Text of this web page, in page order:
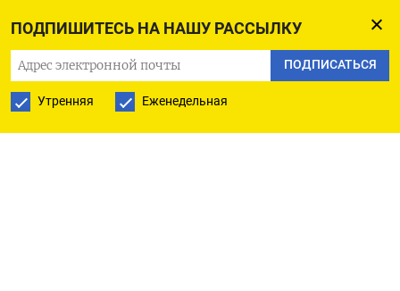
ПОДПИШИТЕСЬ НА НАШУ РАССЫЛКУ
ПОДПИСАТЬСЯ
Утренняя Еженедельная
Аналитики в среднем ожидают прибыль в 154,5
пенса на акцию при продажах в 31 миллиард
фунтов стерлингов в 2024 году, согласно
составленному компанией консенсус-прогнозу.